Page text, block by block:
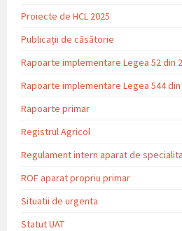
Proiecte de HCL 2025
Publicații de căsătorie
Rapoarte implementare Legea 52 din
Rapoarte implementare Legea 544 din
Rapoarte primar
Registrul Agricol
Regulament intern aparat de
ROF aparat propriu primar
Situatii de urgenta
Statut UAT